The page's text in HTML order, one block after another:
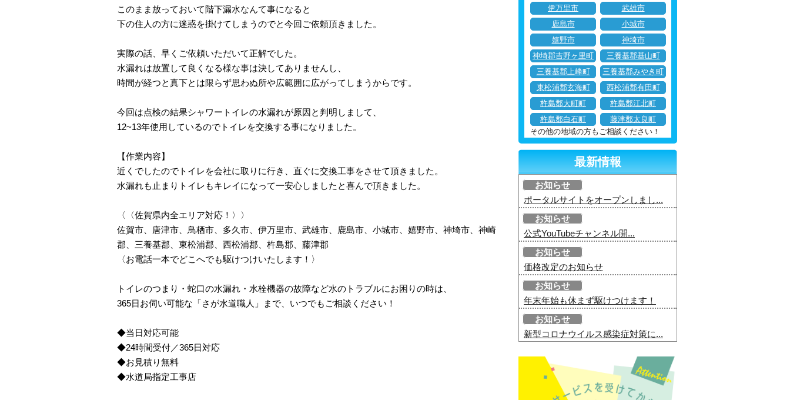
このまま放っておいて階下漏水なんて事になると
下の住人の方に迷惑を掛けてしまうのでと今回ご依頼頂きました。
実際の話、早くご依頼いただいて正解でした。
水漏れは放置して良くなる様な事は決してありませんし、
時間が経つと真下とは限らず思わぬ所や広範囲に広がってしまうからです。
今回は点検の結果シャワートイレの水漏れが原因と判明しまして、
12~13年使用しているのでトイレを交換する事になりました。
【作業内容】
近くでしたのでトイレを会社に取りに行き、直ぐに交換工事をさせて頂きました。
水漏れも止まりトイレもキレイになって一安心しましたと喜んで頂きました。
〈〈佐賀県内全エリア対応！〉〉
佐賀市、唐津市、鳥栖市、多久市、伊万里市、武雄市、鹿島市、小城市、嬉野市、神埼市、神崎
郡、三養基郡、東松浦郡、西松浦郡、杵島郡、藤津郡
〈お電話一本でどこへでも駆けつけいたします！〉
トイレのつまり・蛇口の水漏れ・水栓機器の故障など水のトラブルにお困りの時は、
365日お伺い可能な「さが水道職人」まで、いつでもご相談ください！
◆当日対応可能
◆24時間受付／365日対応
◆お見積り無料
◆水道局指定工事店
伊万里市
武雄市
鹿島市
小城市
嬉野市
神埼市
神埼郡吉野ヶ里町
三養基郡基山町
三養基郡上峰町
三養基郡みやき町
東松浦郡玄海町
西松浦郡有田町
杵島郡大町町
杵島郡江北町
杵島郡白石町
藤津郡太良町
その他の地域の方もご相談ください！
最新情報
お知らせ
ポータルサイトをオープンしまし...
お知らせ
公式YouTubeチャンネル開...
お知らせ
価格改定のお知らせ
お知らせ
年末年始も休まず駆けつけます！
お知らせ
新型コロナウイルス感染症対策に...